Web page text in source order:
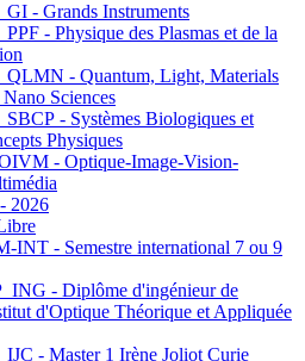
- Grands Instruments
- Physique des Plasmas et de la
- Quantum, Light, Materials
Nano Sciences
- Systèmes Biologiques et
Physiques
- Optique-Image-Vision-
2026
INT - Semestre international 7 ou 9
- Diplôme d'ingénieur de
d'Optique Théorique et Appliquée
- Master 1 Irène Joliot Curie